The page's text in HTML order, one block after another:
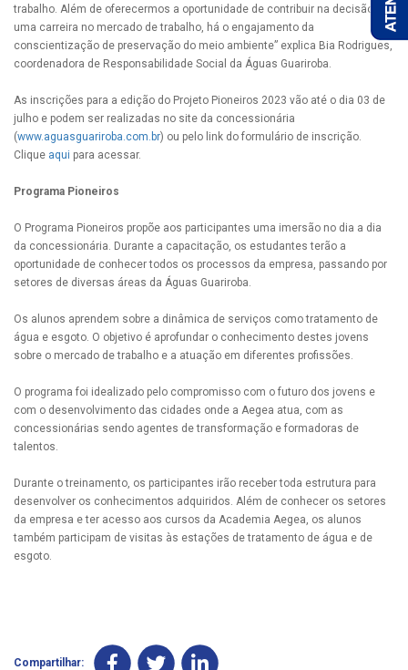
trabalho. Além de oferecermos a oportunidade de contribuir na decisão de
uma carreira no mercado de trabalho, há o engajamento da
conscientização de preservação do meio ambiente” explica Bia Rodrigues,
coordenadora de Responsabilidade Social da Águas Guariroba.
As inscrições para a edição do Projeto Pioneiros 2023 vão até o dia 03 de
julho e podem ser realizadas no site da concessionária
(www.aguasguariroba.com.br) ou pelo link do formulário de inscrição.
Clique aqui para acessar.
Programa Pioneiros
O Programa Pioneiros propõe aos participantes uma imersão no dia a dia
da concessionária. Durante a capacitação, os estudantes terão a
oportunidade de conhecer todos os processos da empresa, passando por
setores de diversas áreas da Águas Guariroba.
Os alunos aprendem sobre a dinâmica de serviços como tratamento de
água e esgoto. O objetivo é aprofundar o conhecimento destes jovens
sobre o mercado de trabalho e a atuação em diferentes profissões.
O programa foi idealizado pelo compromisso com o futuro dos jovens e
com o desenvolvimento das cidades onde a Aegea atua, com as
concessionárias sendo agentes de transformação e formadoras de
talentos.
Durante o treinamento, os participantes irão receber toda estrutura para
desenvolver os conhecimentos adquiridos. Além de conhecer os setores
da empresa e ter acesso aos cursos da Academia Aegea, os alunos
também participam de visitas às estações de tratamento de água e de
esgoto.
Compartilhar: